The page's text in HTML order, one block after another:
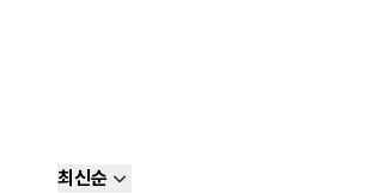
최신순